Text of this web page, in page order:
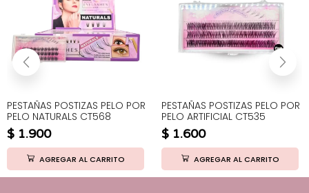
PESTAÑAS POSTIZAS PELO POR
PELO NATURALS CT568
$ 1.900
AGREGAR AL CARRITO
PESTAÑAS POSTIZAS PELO POR
PELO ARTIFICIAL CT535
$ 1.600
AGREGAR AL CARRITO